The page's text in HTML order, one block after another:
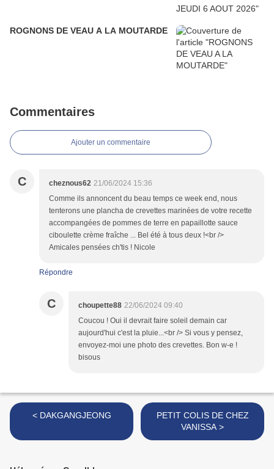
ROGNONS DE VEAU A LA MOUTARDE
Commentaires
Ajouter un commentaire
C cheznous62 21/06/2024 15:36
Comme ils annoncent du beau temps ce week end, nous
tenterons une plancha de crevettes marinées de votre recette
accompangées de pommes de terre en papaillotte sauce
ciboulette crème fraîche ... Bel été à tous deux !<br />
Amicales pensées ch'tis ! Nicole
Répondre
C choupette88 22/06/2024 09:40
Coucou ! Oui il devrait faire soleil demain car
aujourd'hui c'est la pluie...<br /> Si vous y pensez,
envoyez-moi une photo des crevettes. Bon w-e !
bisous
< DAKGANGJEONG
PETIT COLIS DE CHEZ
VANISSA >